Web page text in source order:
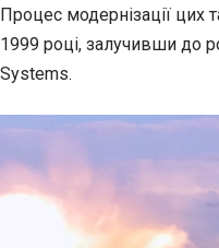
Процес модернізації цих
1999 році, залучивши до
Systems.